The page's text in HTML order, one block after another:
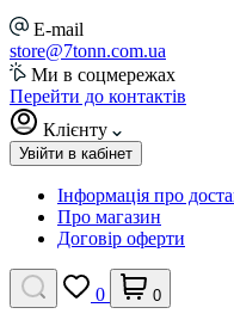
E-mail
store@7tonn.com.ua
Ми в соцмережах
Перейти до контактів
Клієнту
Увійти в кабінет
Інформація про
Про магазин
Договір оферти
0 0